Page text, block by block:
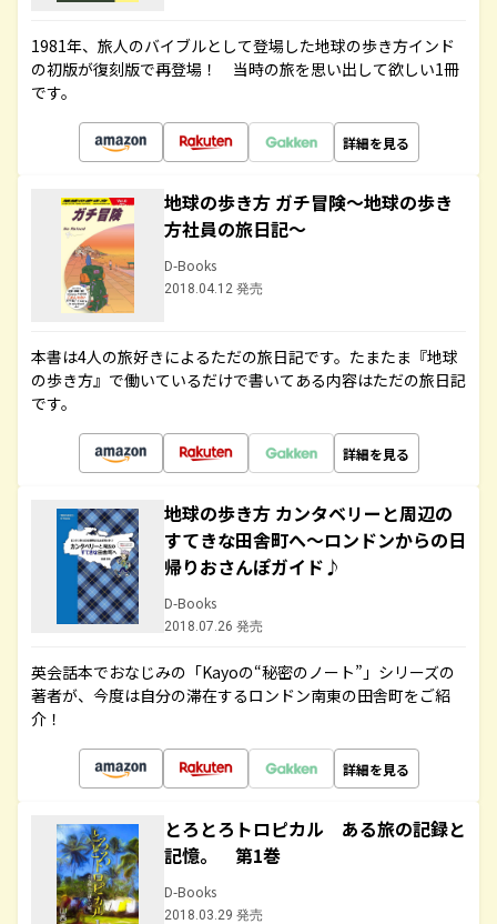
1981年、旅人のバイブルとして登場した地球の歩き方インド
の初版が復刻版で再登場！ 当時の旅を思い出して欲しい1冊
です。
詳細を見る
地球の歩き方 ガチ冒険～地球の歩き
方社員の旅日記～
D-Books
2018.04.12 発売
本書は4人の旅好きによるただの旅日記です。たまたま『地球
の歩き方』で働いているだけで書いてある内容はただの旅日記
です。
詳細を見る
地球の歩き方 カンタベリーと周辺の
すてきな田舎町へ～ロンドンからの日
帰りおさんぽガイド♪
D-Books
2018.07.26 発売
英会話本でおなじみの「Kayoの“秘密のノート”」シリーズの
著者が、今度は自分の滞在するロンドン南東の田舎町をご紹
介！
詳細を見る
とろとろトロピカル ある旅の記録と
記憶。 第1巻
D-Books
2018.03.29 発売